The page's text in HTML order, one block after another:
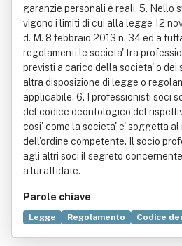
garanzie personali e reali. 5. Nello
vigono i limiti di cui alla legge 12
d. M. 8 febbraio 2013 n. 34 ed a
regolamenti le societa' tra
previsti a carico della societa' o dei
altra disposizione di legge o
applicabile. 6. I professionisti soci
del codice deontologico del
cosi' come la societa' e' soggetta
dell'ordine competente. Il socio
agli altri soci il segreto
a lui affidate.
Parole chiave
Legge Regolamento
Codice